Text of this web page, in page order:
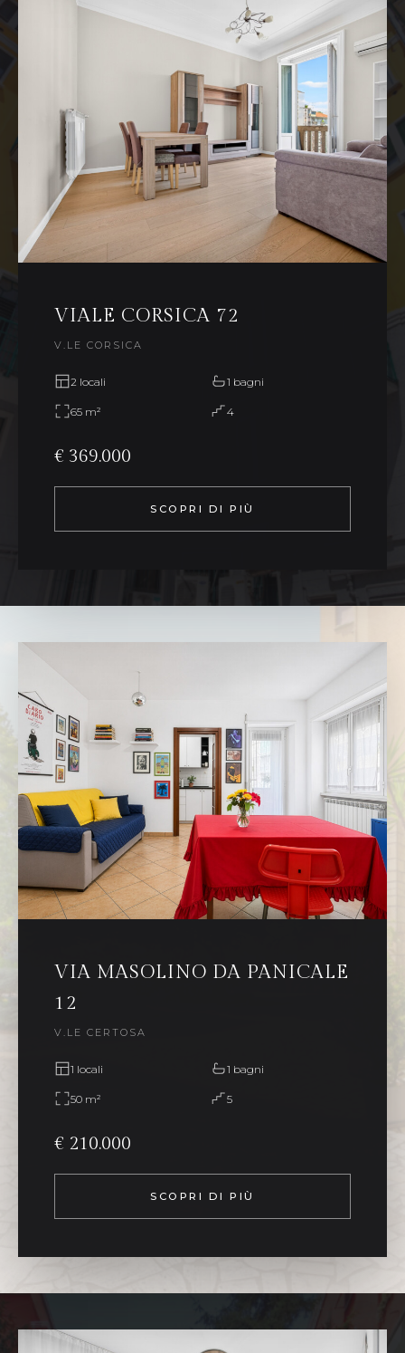
VIALE CORSICA 72
V.LE CORSICA
2 locali 1 bagni
65 m² 4
€ 369.000
SCOPRI DI PIÙ
VIA MASOLINO DA PANICALE
12
V.LE CERTOSA
1 locali 1 bagni
50 m² 5
€ 210.000
SCOPRI DI PIÙ